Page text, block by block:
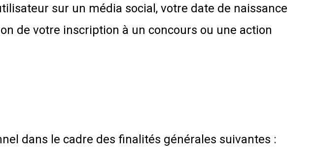
sur un média social, votre date de naissance
de votre inscription à un concours ou une action
dans le cadre des finalités générales suivantes :